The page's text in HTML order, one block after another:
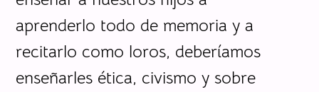
aprenderlo todo de memoria y a
recitarlo como loros, deberíamos
enseñarles ética, civismo y sobre